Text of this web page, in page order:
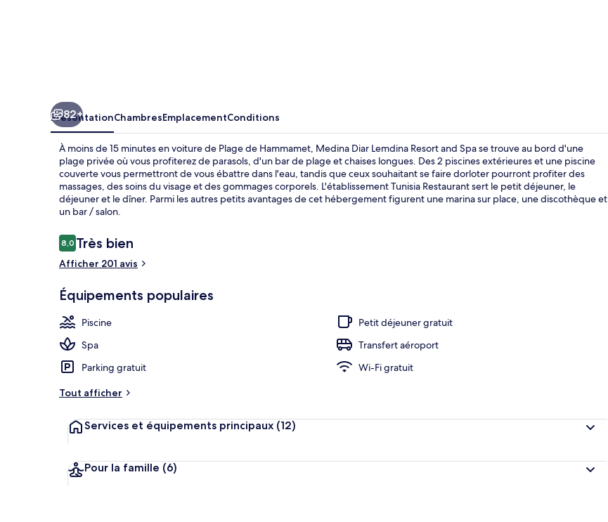
82+
PrésentationChambresEmplacementConditions
À moins de 15 minutes en voiture de Plage de Hammamet, Medina Diar Lemdina Resort and Spa se trouve au bord d'une
plage privée où vous profiterez de parasols, d'un bar de plage et chaises longues. Des 2 piscines extérieures et une piscine
couverte vous permettront de vous ébattre dans l'eau, tandis que ceux souhaitant se faire dorloter pourront profiter des
massages, des soins du visage et des gommages corporels. L'établissement Tunisia Restaurant sert le petit déjeuner, le
déjeuner et le dîner. Parmi les autres petits avantages de cet hébergement figurent une marina sur place, une discothèque et
un bar / salon.
Avis
voyageurs
8,08,0 sur 10
Très bien
Afficher 201 avis
Équipements populaires
Piscine
Petit déjeuner gratuit
Spa
Transfert aéroport
Parking gratuit
Wi-Fi gratuit
Tout afficher
Services et équipements principaux (12)
Pour la famille (6)